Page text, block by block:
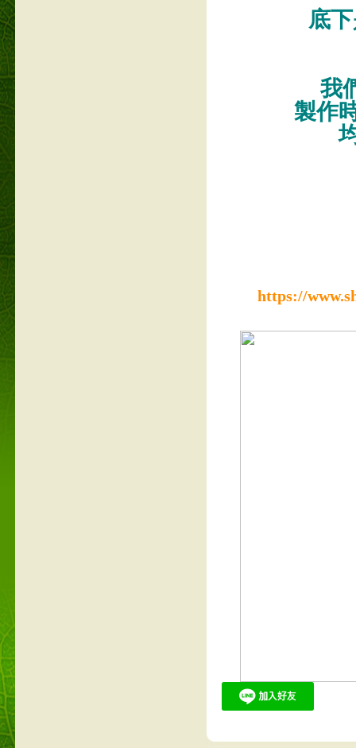
底
我
製作
https://